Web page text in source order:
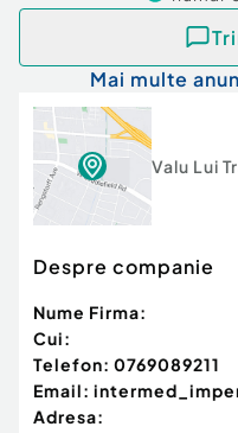
Mai multe
Valu Lui
Despre companie
Nume Firma:
Cui:
Telefon: 0769089211
Email:
Adresa: